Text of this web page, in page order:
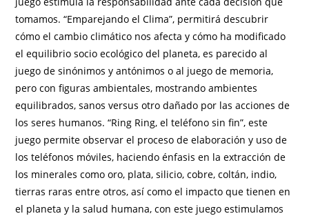
tomamos. “Emparejando el Clima”, permitirá descubrir
cómo el cambio climático nos afecta y cómo ha modificado
el equilibrio socio ecológico del planeta, es parecido al
juego de sinónimos y antónimos o al juego de memoria,
pero con figuras ambientales, mostrando ambientes
equilibrados, sanos versus otro dañado por las acciones de
los seres humanos. “Ring Ring, el teléfono sin fin”, este
juego permite observar el proceso de elaboración y uso de
los teléfonos móviles, haciendo énfasis en la extracción de
los minerales como oro, plata, silicio, cobre, coltán, indio,
tierras raras entre otros, así como el impacto que tienen en
el planeta y la salud humana, con este juego estimulamos